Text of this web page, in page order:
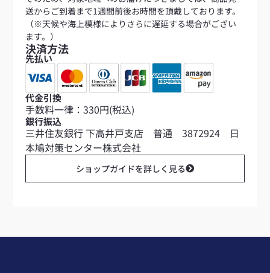
送からご到着まで1週間前後お時間を頂戴しております。
（※天候や海上模様によりさらに遅延する場合がござい
ます。）
決済方法
先払い
代金引換
手数料一律：330円(税込)
銀行振込
三井住友銀行 下高井戸支店 普通 3872924 日
本鳩対策センター株式会社
ショップガイドを詳しく見る